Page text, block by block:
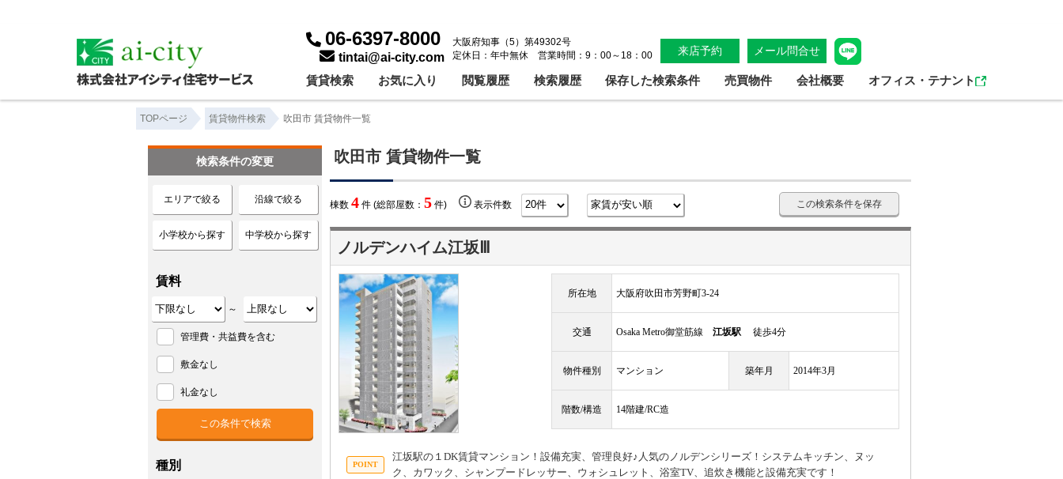
06-6397-8000
tintai@ai-city.com
大阪府知事（5）第49302号
定休日：年中無休 営業時間：9：00～18：00
来店予約 メール問合せ
賃貸検索 お気に入り 閲覧履歴 検索履歴 保存した検索条件 売買物件 会社概要 オフィス・テナント
TOPページ 賃貸物件検索 吹田市 賃貸物件一覧
吹田市 賃貸物件一覧
棟数 4 件 (総部屋数： 5 件) 表示件数 この検索条件を保存
ノルデンハイム江坂Ⅲ
所在地 大阪府吹田市芳野町3-24
交通 Osaka Metro御堂筋線 江坂駅 徒歩4分
物件種別 マンション 築年月 2014年3月
階数/構造 14階建/RC造
江坂駅の１DK賃貸マンション！設備充実、管理良好♪人気のノルデンシリーズ！システムキッチン、ヌッ
ク、カワック、シャンプードレッサー、ウォシュレット、浴室TV、追炊き機能と設備充実です！
検索条件の変更
エリアで絞る 沿線で絞る
小学校から探す 中学校から探す
賃料
～
管理費・共益費を含む
敷金なし
礼金なし
種別